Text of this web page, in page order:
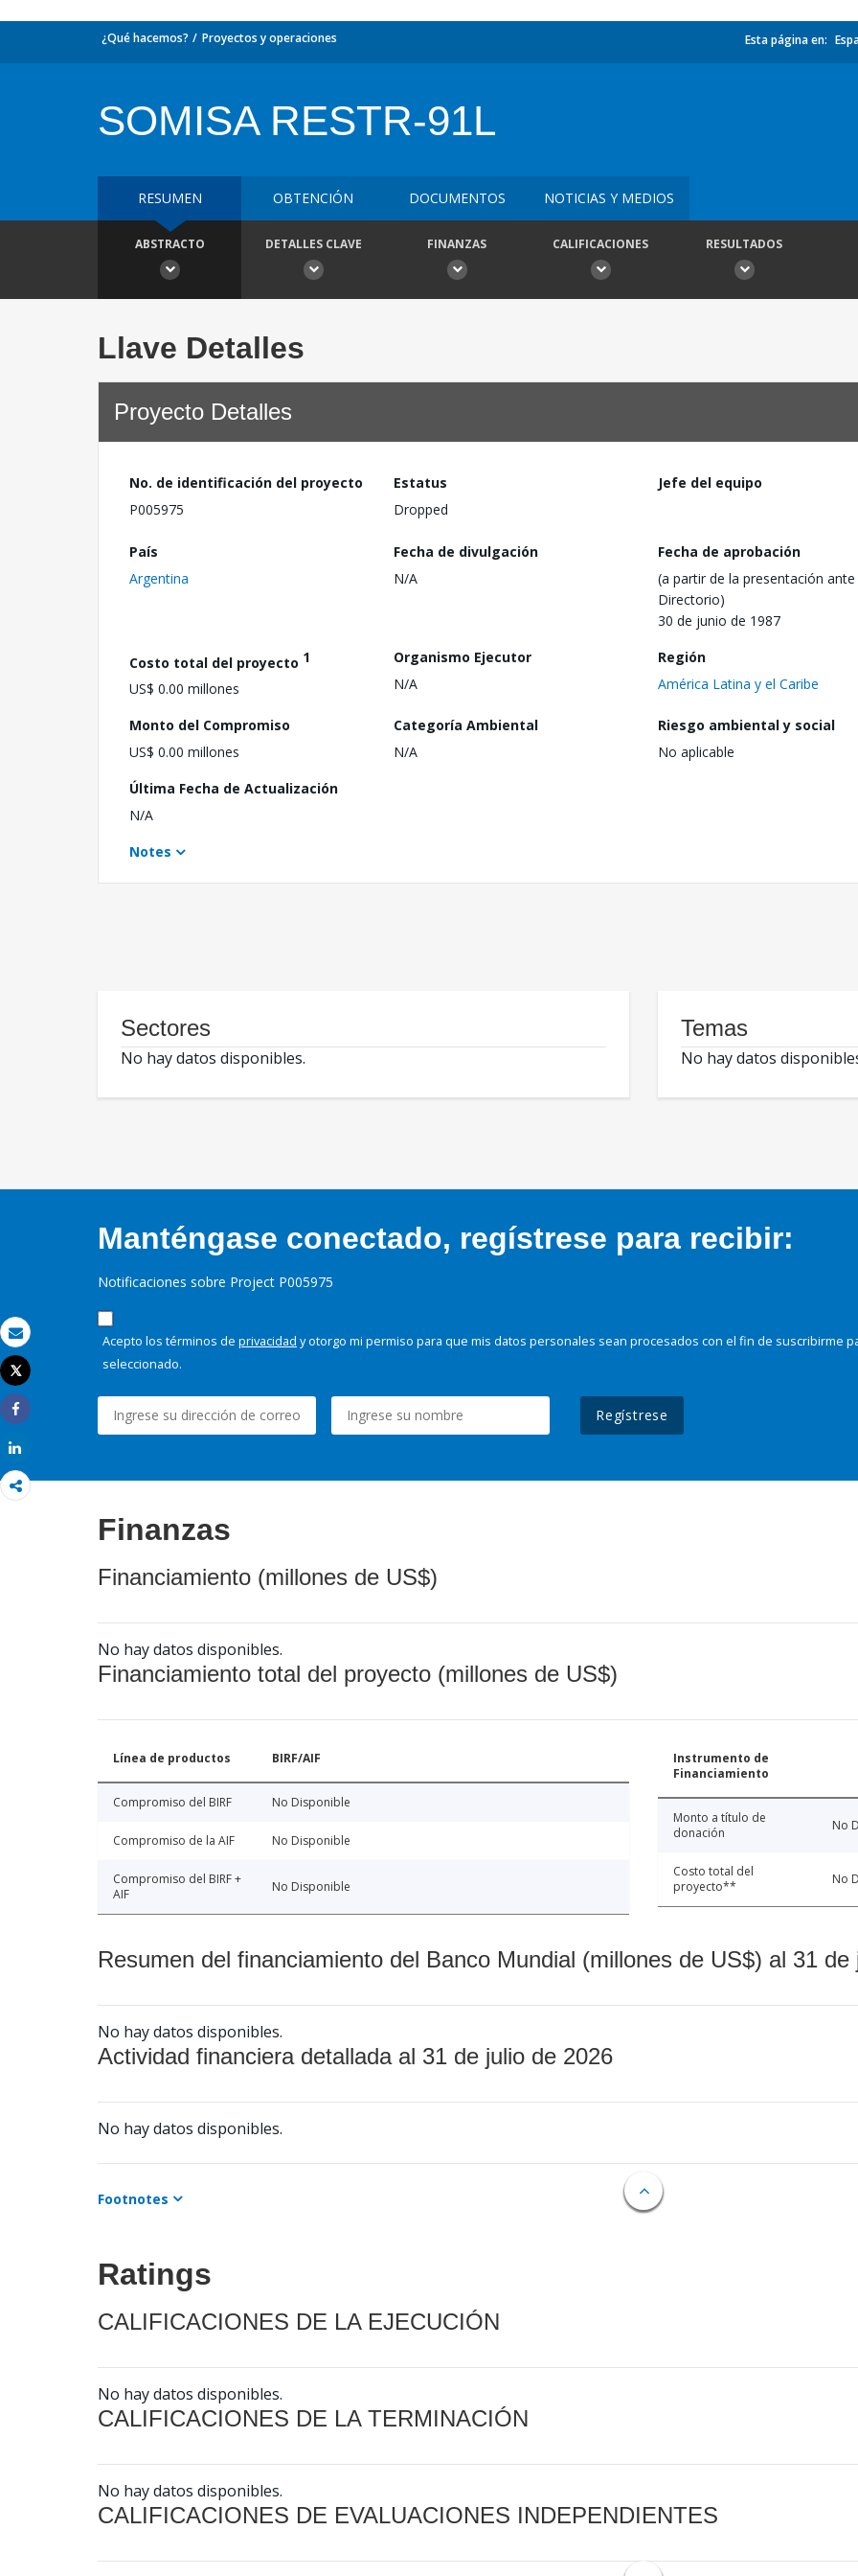
Correo electrónico
Imprimir
Tweet
Share
¿Qué hacemos? Proyectos y operaciones Esta página en:
SOMISA RESTR-91L
RESUMEN OBTENCIÓN DOCUMENTOS NOTICIAS Y MEDIOS
ABSTRACTO DETALLES CLAVE FINANZAS CALIFICACIONES RESULTADOS
Llave Detalles
Proyecto Detalles
No. de identificación del proyecto
P005975
Estatus
Dropped
Jefe del equipo
País
Argentina
Fecha de divulgación
N/A
Fecha de aprobación
(a partir de la presentación ante
Directorio)
30 de junio de 1987
Costo total del proyecto 1
US$ 0.00 millones
Organismo Ejecutor
N/A
Región
América Latina y el Caribe
Monto del Compromiso
US$ 0.00 millones
Categoría Ambiental
N/A
Riesgo ambiental y social
No aplicable
Última Fecha de Actualización
N/A
Notes
Sectores
No hay datos disponibles.
Temas
No hay datos
Manténgase conectado, regístrese para recibir:
Notificaciones sobre Project P005975
Acepto los términos de privacidad y otorgo mi permiso para que mis datos personales sean procesados con el fin de suscribirme
seleccionado.
Regístrese
Finanzas
Financiamiento (millones de US$)
No hay datos disponibles.
Financiamiento total del proyecto (millones de US$)
Línea de productos BIRF/AIF
Compromiso del BIRF No Disponible
Compromiso de la AIF No Disponible
Compromiso del BIRF +
AIF
No Disponible
Instrumento de
Financiamiento
Monto a título de
donación
No
Costo total del
proyecto**
No
Resumen del financiamiento del Banco Mundial (millones de US$) al 31 de
No hay datos disponibles.
Actividad financiera detallada al 31 de julio de 2026
No hay datos disponibles.
Footnotes
Ratings
CALIFICACIONES DE LA EJECUCIÓN
No hay datos disponibles.
CALIFICACIONES DE LA TERMINACIÓN
No hay datos disponibles.
CALIFICACIONES DE EVALUACIONES INDEPENDIENTES